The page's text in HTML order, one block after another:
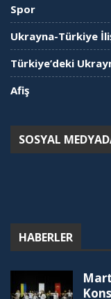
Spor
Ukrayna-Türkiye
Türkiye’deki
Afiş
SOSYAL
HABERLER